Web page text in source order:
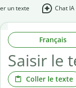
un texte Chat IA
Français
Coller le texte